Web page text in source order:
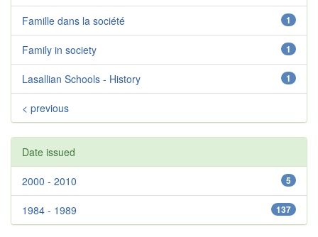
1
Famille dans la société
1
Family in society
1
Lasallian Schools - History
< previous
Date issued
5
2000 - 2010
137
1984 - 1989